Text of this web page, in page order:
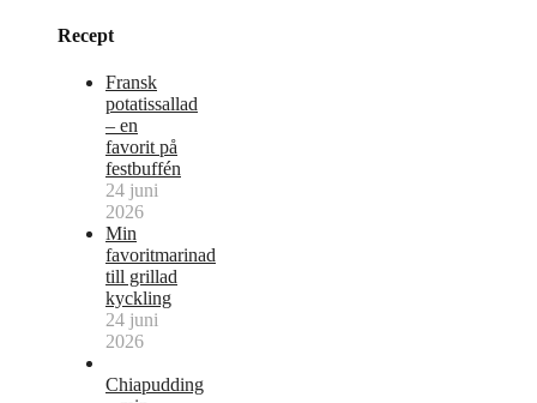
Recept
Fransk
potatissallad
– en
favorit på
festbuffén
24 juni
2026
Min
favoritmarinad
till grillad
kyckling
24 juni
2026
Chiapudding